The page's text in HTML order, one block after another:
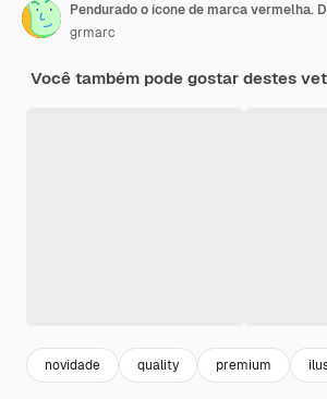
grmarc
Você também pode gostar destes
novidade quality premium